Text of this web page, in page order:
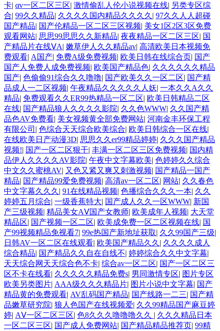
卡| αv一区二区三区| 激情偷乱人伦小说视频在线| 另类专区综
合| 99久久精品| 久久久久国内精品久久久久 | 97久久人人超碰
国产精品| 国产伦精品一区二区三区视频| 美女1区2区3区免费
观看网站| 思思99思思久久新精品| 夜夜精品一区二区三区| 国
产精品片在线ⅤA| 嫩草伊人久久精品av| 高清欧美日本视频免
费观看| A国产| 免费A级免费视频| 欧美日韩在线综合页| 国产
国产人免费人成免费视频| 欧美国产精品色| 久久久久久久精品
国产| 色偷偷91综合久久噜噜| 国产欧美久久一区二区| 国产精
品成人一二区视频| 午夜精品久久久久久人妖| 一本久久A久久
精品| 免费观看久久ER99热精品一区二区| 欧美日韩精品二区
在线| 国产精品狼人久久久久影院| 久久色WWW| 久久国产精
品色AV免费看| 美女视频黄全部免费网站| 河南金丰环保工程
有限公司 | 色综合天天综合欧美综合| 欧美日韩综合一区在线|
在线欧美日产动漫3D| 思思久久er99精品婷婷| 久久久国产精品
视频!| 国产一区二区狠干| 丰满一区二区三区免费视频| 国内精
品伊人久久久久AV影院| 午夜中文字幕欧美| 色婷婷久久综合
中文久久蜜桃AV| 又色又紧又爽又刺激视频| 国产精品一国产
精品| 国产精品99爱免费视频| 高清av一区二区| 网站| 久久春色
中文字幕久久久 | 91在线精品视频| 色播综合久久久一本| 久久
婷婷五月综合| 一级香蕉特大| 国产成人久久一区WWW| 新国
产三级视频| 精品美女AⅤ国产女教师| 欧美成年人视频| 大天堂
精品区| 国产视频一区二区| 欧美成免费一区二区视频在线| 国
产99视频精品免视看7| 99e热国产新地址获取| 久久99国产三级|
日韩AV一区二区在线观看| 欧美国产精品久久 | 久久久久成人
综合精品| 国产精品久久自在自线不| 婷婷综合久久中文字幕|
天天综合网天天综合色不卡| 综合av一区二区| 国产一区二区三
区不卡在线看| 久久久久久精品免费s| 男同激情专区| 图片专区
欧美另类图片| AAA级久久久精品片| 图片小说中文字幕| 国产
精品黄的免费观看| AV乱码国产精品| 国产线路一二三| 国产精
品嫩草研究院| 狼人色国产在线视频爱| 久久99精品国产麻豆婷
婷| AⅤ一区二区三区| 色8久久久噜噜噜久久 | 久久久精品日本
一区二区三区| 国产成人免费网站| 国产精品精品推荐页| 99精